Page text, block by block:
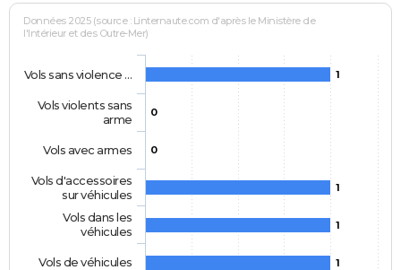
Données 2025 (source : Linternaute.com d'après le Ministère de
l'Intérieur et des Outre-Mer)
1
0
0
1
1
1
Vols sans violence …
Vols violents sans
arme
Vols avec armes
Vols d'accessoires
sur véhicules
Vols dans les
véhicules
Vols de véhicules